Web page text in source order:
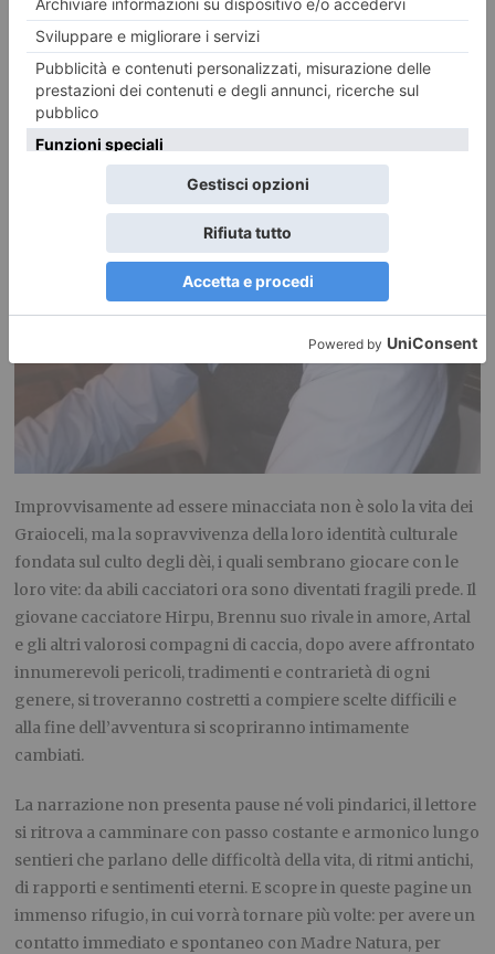
Improvvisamente ad essere minacciata non è solo la vita dei
Graioceli, ma la sopravvivenza della loro identità culturale
fondata sul culto degli dèi, i quali sembrano giocare con le
loro vite: da abili cacciatori ora sono diventati fragili prede. Il
giovane cacciatore Hirpu, Brennu suo rivale in amore, Artal
e gli altri valorosi compagni di caccia, dopo avere affrontato
innumerevoli pericoli, tradimenti e contrarietà di ogni
genere, si troveranno costretti a compiere scelte difficili e
alla fine dell’avventura si scopriranno intimamente
cambiati.
La narrazione non presenta pause né voli pindarici, il lettore
si ritrova a camminare con passo costante e armonico lungo
sentieri che parlano delle difficoltà della vita, di ritmi antichi,
di rapporti e sentimenti eterni. E scopre in queste pagine un
immenso rifugio, in cui vorrà tornare più volte: per avere un
contatto immediato e spontaneo con Madre Natura, per